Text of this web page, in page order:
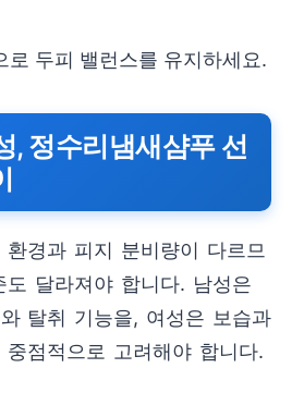
로 두피 밸런스를 유지하세요.
, 정수리냄새샴푸 선
경과 피지 분비량이 다르므
도 달라져야 합니다. 남성은
탈취 기능을, 여성은 보습과
점적으로 고려해야 합니다.